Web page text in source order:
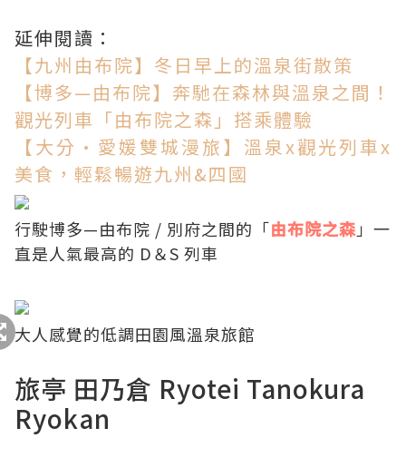
延伸閱讀：
【九州由布院】冬日早上的溫泉街散策
【博多—由布院】奔馳在森林與溫泉之間！
觀光列車「由布院之森」搭乘體驗
【大分·愛媛雙城漫旅】溫泉x觀光列車x
美食，輕鬆暢遊九州&四國
行駛博多—由布院 / 別府之間的「由布院之森」一
直是人氣最高的 D＆S 列車
大人感覺的低調田園風溫泉旅館
旅亭 田乃倉 Ryotei Tanokura
Ryokan